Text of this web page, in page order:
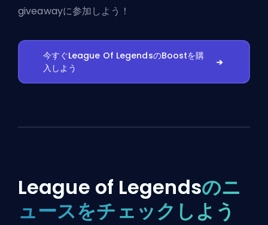
giveawayに参加しよう！
今すぐLeague Of LegendsのBoostを購
入しよう
League of Legendsのニ
ュースをチェックしよう